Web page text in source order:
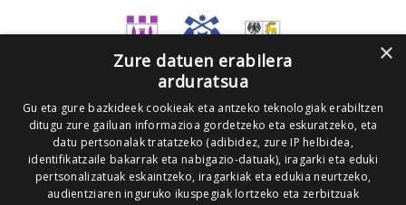
×
Zure datuen erabilera
arduratsua
Gu eta gure bazkideek cookieak eta antzeko teknologiak erabiltzen
ditugu zure gailuan informazioa gordetzeko eta eskuratzeko, eta
datu pertsonalak tratatzeko (adibidez, zure IP helbidea,
identifikatzaile bakarrak eta nabigazio-datuak), iragarki eta eduki
pertsonalizatuak eskaintzeko, iragarkiak eta edukia neurtzeko,
audientziaren inguruko ikuspegiak lortzeko eta zerbitzuak